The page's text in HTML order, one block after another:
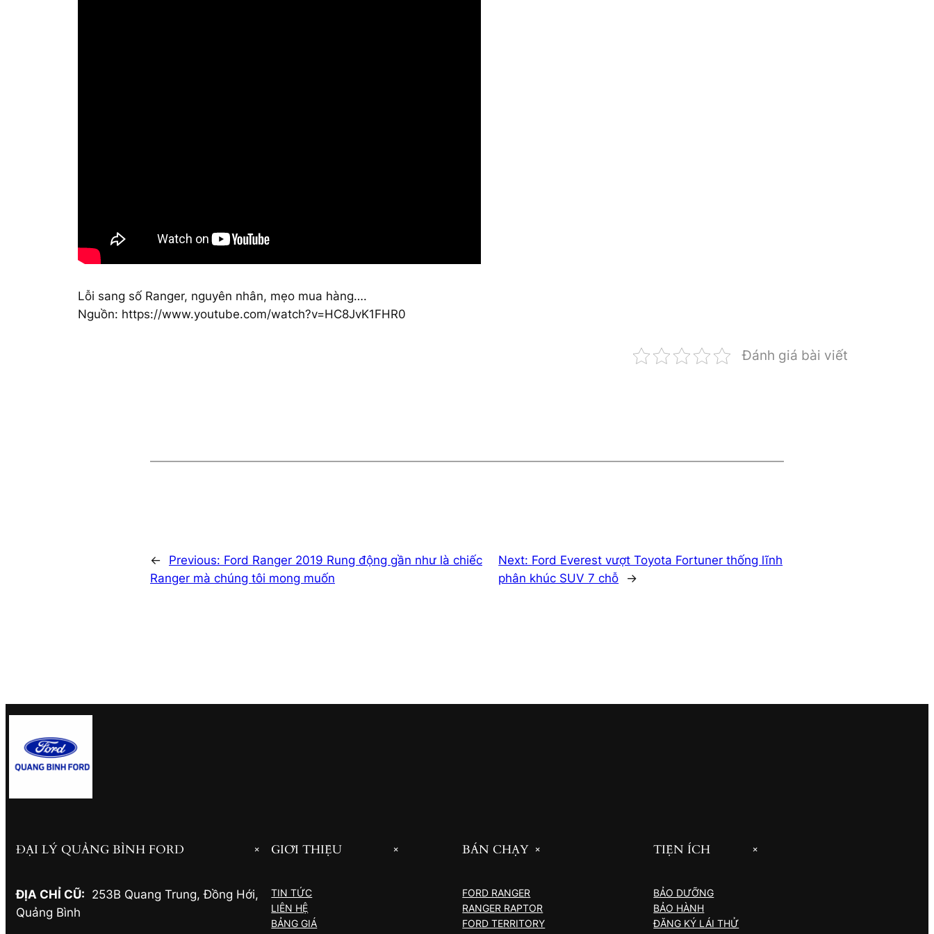
Lỗi sang số Ranger, nguyên nhân, mẹo mua hàng….
Nguồn: https://www.youtube.com/watch?v=HC8JvK1FHR0
Đánh giá bài viết
← Previous: Ford Ranger 2019 Rung động gần như là chiếc
Ranger mà chúng tôi mong muốn
Next: Ford Everest vượt Toyota Fortuner thống lĩnh
phân khúc SUV 7 chỗ
→
ĐẠI LÝ QUẢNG BÌNH FORD +
ĐỊA CHỈ CŨ: 253B Quang Trung, Đồng Hới,
Quảng Bình
GIỚI THIỆU +
TIN TỨC
LIÊN HỆ
BẢNG GIÁ
BÁN CHẠY +
FORD RANGER
RANGER RAPTOR
FORD TERRITORY
TIỆN ÍCH +
BẢO DƯỠNG
BẢO HÀNH
ĐĂNG KÝ LÁI THỬ